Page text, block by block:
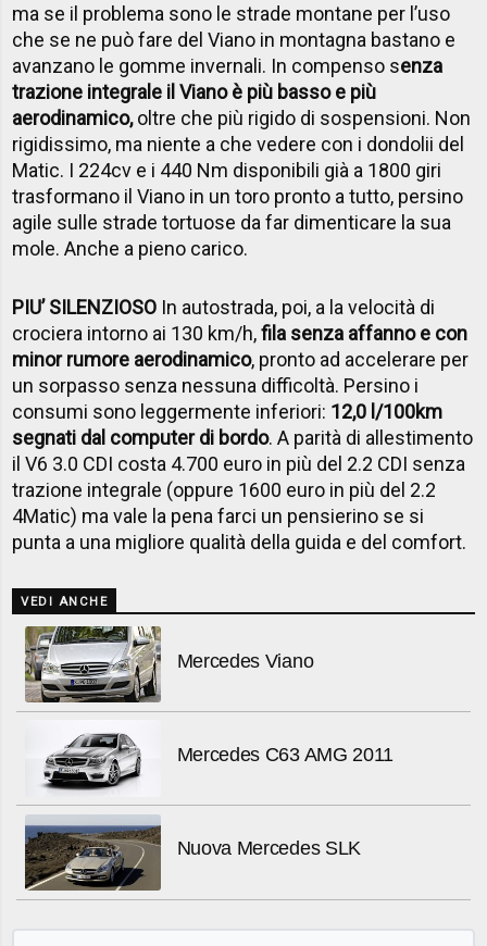
ma se il problema sono le strade montane per l’uso
che se ne può fare del Viano in montagna bastano e
avanzano le gomme invernali. In compenso senza
trazione integrale il Viano è più basso e più
aerodinamico,oltre che più rigido di sospensioni. Non
rigidissimo, ma niente a che vedere con i dondolii del
Matic. I 224cv e i 440 Nm disponibili già a 1800 giri
trasformano il Viano in un toro pronto a tutto, persino
agile sulle strade tortuose da far dimenticare la sua
mole. Anche a pieno carico.
PIU’ SILENZIOSO In autostrada, poi, a la velocità di
crociera intorno ai 130 km/h,fila senza affanno e con
minor rumore aerodinamico, pronto ad accelerare per
un sorpasso senza nessuna difficoltà. Persino i
consumi sono leggermente inferiori: 12,0 l/100km
segnati dal computer di bordo. A parità di allestimento
il V6 3.0 CDI costa 4.700 euro in più del 2.2 CDI senza
trazione integrale (oppure 1600 euro in più del 2.2
4Matic) ma vale la pena farci un pensierino se si
punta a una migliore qualità della guida e del comfort.
VEDI ANCHE
Mercedes Viano
Mercedes C63 AMG 2011
Nuova Mercedes SLK